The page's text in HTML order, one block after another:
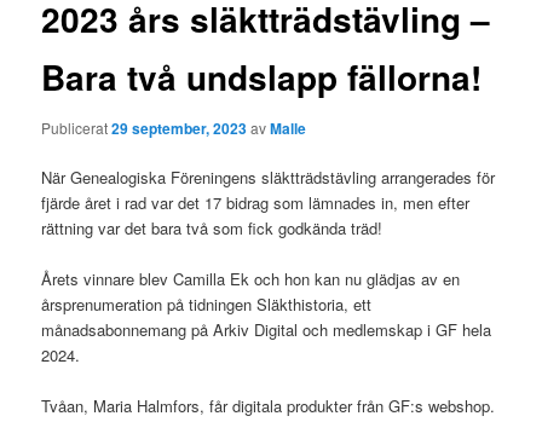
g
n
v
g
e
r
n
g
2023 års släktträdstävling –
Bara två undslapp fällorna!
Publicerat29 september, 2023avMalle
När Genealogiska Föreningens släktträdstävling arrangerades för
fjärde året i rad var det 17 bidrag som lämnades in, men efter
rättning var det bara två som fick godkända träd!
Årets vinnare blev Camilla Ek och hon kan nu glädjas av en
årsprenumeration på tidningen Släkthistoria, ett
månadsabonnemang på Arkiv Digital och medlemskap i GF hela
2024.
Tvåan, Maria Halmfors, får digitala produkter från GF:s webshop.